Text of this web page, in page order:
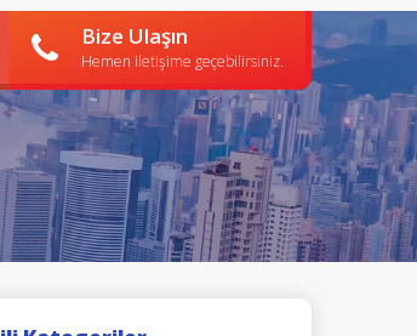
Bize Ulaşın
Hemen iletişime geçebilirsiniz.